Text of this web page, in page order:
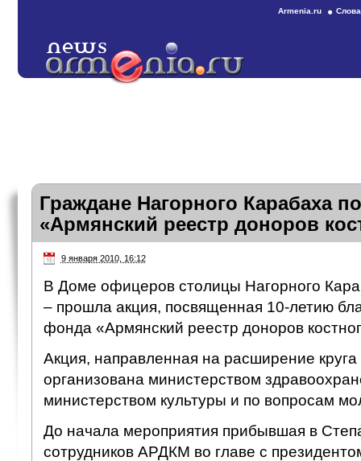
Armenia.ru
Граждане Нагорного Карабаха
«Армянский реестр доноров
9 января 2010, 16:12
В Доме офицеров столицы Нагорного
– прошла акция, посвященная 10-летию
фонда «Армянский реестр доноров
Акция, направленная на расширение
организована министерством
министерством культуры и по вопросам
До начала мероприятия прибывшая в
сотрудников АРДКМ во главе с